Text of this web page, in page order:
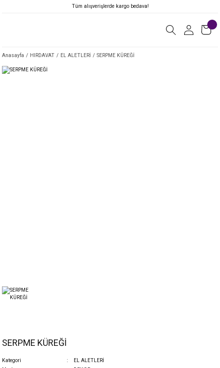
Tüm alışverişlerde kargo bedava!
Anasayfa HIRDAVAT EL ALETLERİ SERPME KÜREĞİ
SERPME KÜREĞİ
Kategori
EL ALETLERİ